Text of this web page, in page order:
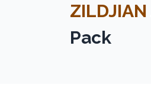
ZILDJIAN
Pack